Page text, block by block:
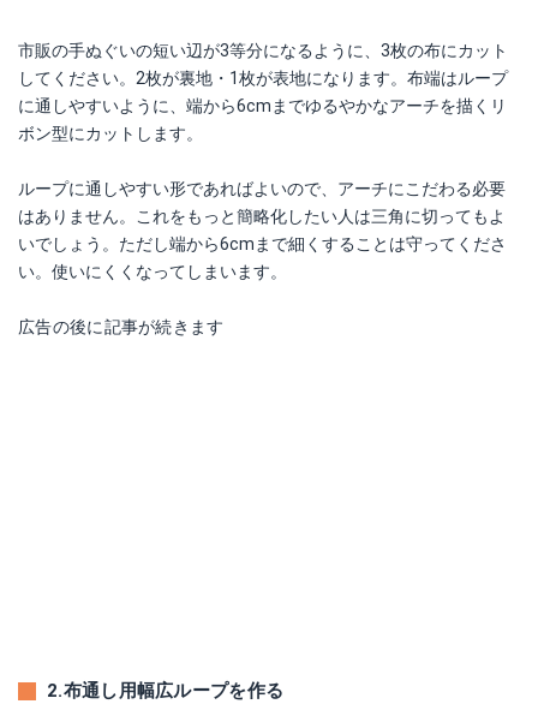
市販の手ぬぐいの短い辺が3等分になるように、3枚の布にカット
してください。2枚が裏地・1枚が表地になります。布端はループ
に通しやすいように、端から6cmまでゆるやかなアーチを描くリ
ボン型にカットします。
ループに通しやすい形であればよいので、アーチにこだわる必要
はありません。これをもっと簡略化したい人は三角に切ってもよ
いでしょう。ただし端から6cmまで細くすることは守ってくださ
い。使いにくくなってしまいます。
広告の後に記事が続きます
2.布通し用幅広ループを作る